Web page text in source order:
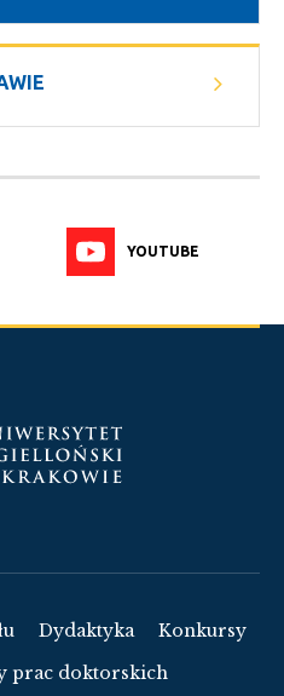
YOUTUBE
Dydaktyka
Konkursy
prac doktorskich